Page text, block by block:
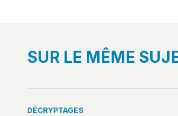
SUR LE MÊME
DÉCRYPTAGES